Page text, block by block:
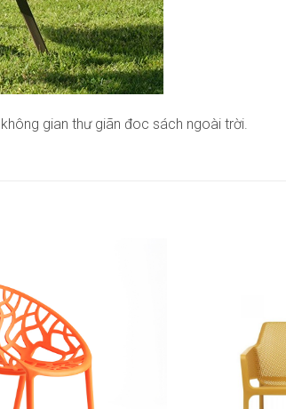
gian thư giãn đoc sách ngoài trời.